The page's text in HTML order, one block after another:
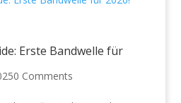
Erste Bandwelle für
0 Comments